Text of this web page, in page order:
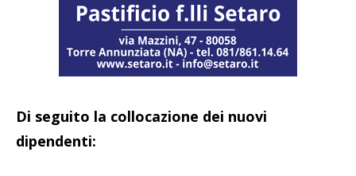
Di seguito la collocazione dei nuovi
dipendenti: